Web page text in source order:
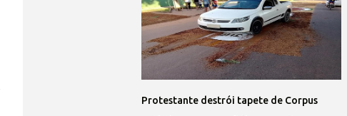
Protestante destrói tapete de Corpus